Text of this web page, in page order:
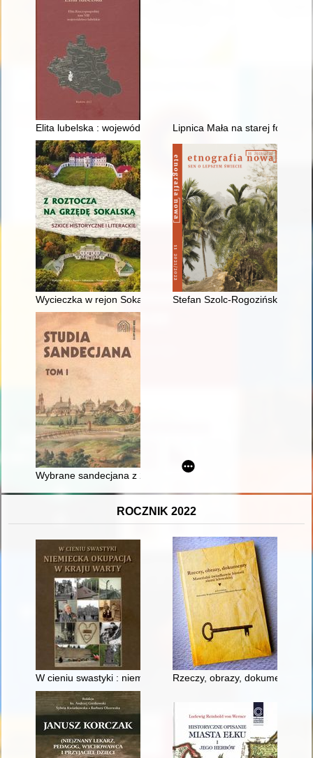
Elita lubelska : województwo lubelskieLipnica Mała na starej fotografii
Wycieczka w rejon Sokala Stefan Szolc-Rogoziński 130
Wybrane sandecjana z 2019 roku
ROCZNIK 2022
W cieniu swastyki : niemiecka okupacja w Kraju Warty : praca
Rzeczy, obrazy, dokumenty :